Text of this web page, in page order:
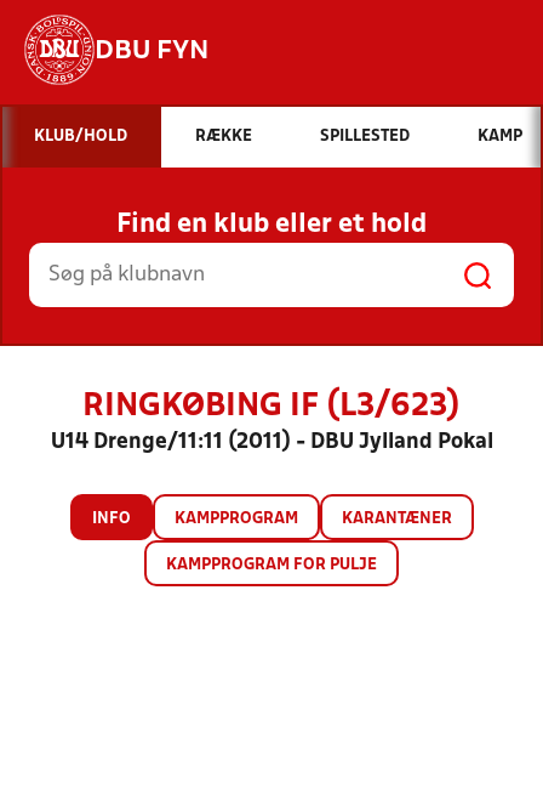
DBU FYN
Hvad vil du søge efter?
INDHOLD OG NYHEDER
STILLINGER, RESULTATER, KLUBBER OG
HOLD
KLUB/HOLD RÆKKE SPILLESTED KAMP
Find en klub eller et hold
RINGKØBING IF (L3/623)
U14 Drenge/11:11 (2011) - DBU Jylland Pokal
INFO KAMPPROGRAM KARANTÆNER
KAMPPROGRAM FOR PULJE